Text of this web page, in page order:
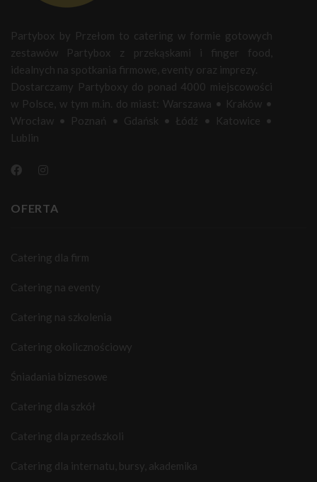
Partybox by Przełom to catering w formie gotowych
zestawów Partybox z przekąskami i finger food,
idealnych na spotkania firmowe, eventy oraz imprezy.
Dostarczamy Partyboxy do ponad 4000 miejscowości
w Polsce, w tym m.in. do miast: Warszawa • Kraków •
Wrocław • Poznań • Gdańsk • Łódź • Katowice •
Lublin
OFERTA
Catering dla firm
Catering na eventy
Catering na szkolenia
Catering okolicznościowy
Śniadania biznesowe
Catering dla szkół
Catering dla przedszkoli
Catering dla internatu, bursy, akademika